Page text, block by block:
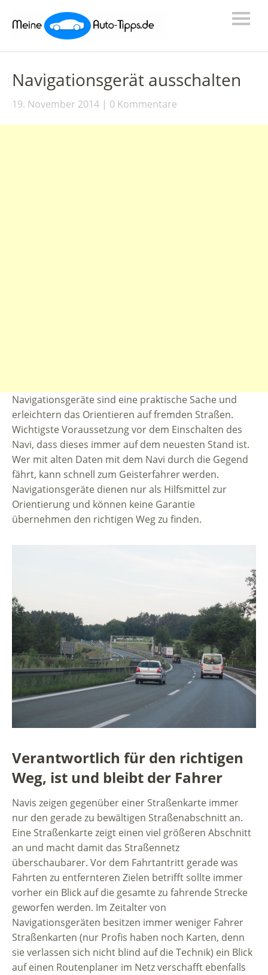
Navigationsgerät ausschalten
19. November 2014 0 Kommentare
Navigationsgeräte sind eine praktische Sache und
erleichtern das Orientieren auf fremden Straßen.
Wichtigste Voraussetzung vor dem Einschalten des
Navi, dass dieses immer auf dem neuesten Stand ist.
Wer mit alten Daten mit dem Navi durch die Gegend
fährt, kann schnell zum Geisterfahrer werden.
Navigationsgeräte dienen nur als Hilfsmittel zur
Orientierung und können keine Garantie
übernehmen den richtigen Weg zu finden.
Verantwortlich für den richtigen
Weg, ist und bleibt der Fahrer
Navis zeigen gegenüber einer Straßenkarte immer
nur den gerade zu bewältigen Straßenabschnitt an.
Eine Straßenkarte zeigt einen viel größeren Abschnitt
an und macht damit das Straßennetz
überschaubarer. Vor dem Fahrtantritt gerade was
Fahrten zu entfernteren Zielen betrifft sollte immer
vorher ein Blick auf die gesamte zu fahrende Strecke
geworfen werden. Im Zeitalter von
Navigationsgeräten besitzen immer weniger Fahrer
Straßenkarten (nur Profis haben noch Karten, denn
sie verlassen sich nicht blind auf die Technik) ein Blick
auf einen Routenplaner im Netz verschafft ebenfalls